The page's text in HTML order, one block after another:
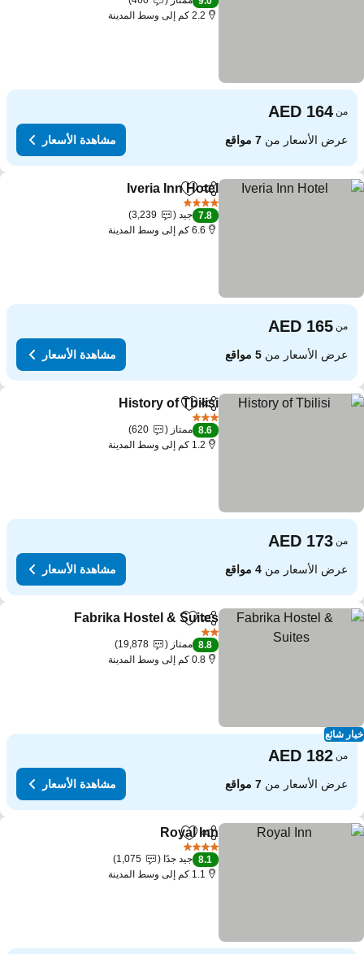
2.2 كم إلى وسط المدينة
من
عرض الأسعار من7 مواقع مشاهدة الأسعار
مشاركةAdd to favorites
Iveria Inn Hotel
7.8 جيد
3,239
6.6 كم إلى وسط المدينة
من
عرض الأسعار من5 مواقع مشاهدة الأسعار
مشاركةAdd to favorites
History of Tbilisi
8.6 ممتاز
620
1.2 كم إلى وسط المدينة
من
عرض الأسعار من4 مواقع مشاهدة الأسعار
شائع
مشاركةAdd to favorites
Fabrika Hostel & Suites
8.8 ممتاز
19,878
0.8 كم إلى وسط المدينة
من
عرض الأسعار من7 مواقع مشاهدة الأسعار
مشاركةAdd to favorites
Royal Inn
8.1 جيد جدًا
1,075
1.1 كم إلى وسط المدينة